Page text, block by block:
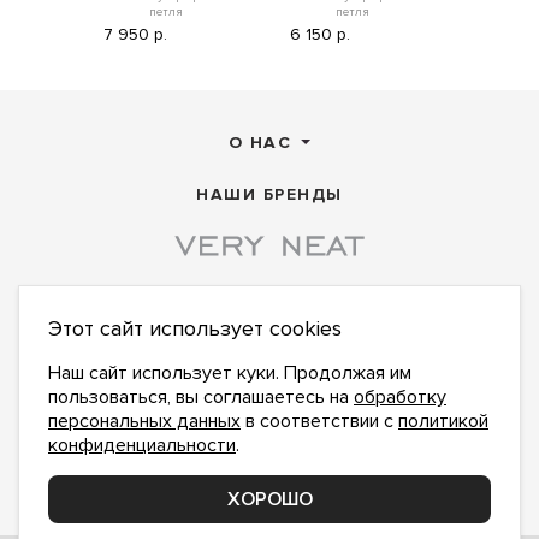
петля
7 950 р.
петля
6 150 р.
О НАС
НАШИ БРЕНДЫ
ПОДПИСАТЬСЯ НА НОВОСТИ:
Даю согласие на обработку персональных данных,
сполитикой конфиденциальностиознакомлен и
принимаю
office@veryneat.ru
Этот сайт использует cookies
Наш сайт использует куки. Продолжая им
пользоваться, вы соглашаетесь на обработку
персональных данных в соответствии с политикой
конфиденциальности.
ХОРОШО